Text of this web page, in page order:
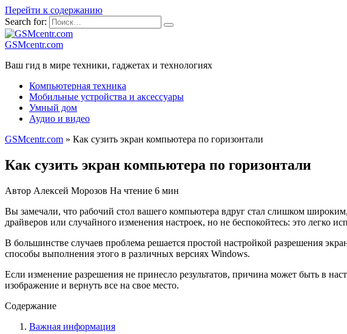
Перейти к содержанию
Search for:
GSMcentr.com
Ваш гид в мире техники, гаджетах и технологиях
Компьютерная техника
Мобильные устройства и аксессуары
Умный дом
Аудио и видео
GSMcentr.com » Как сузить экран компьютера по горизонтали
Как сузить экран компьютера по горизонтали
Автор Алексей Морозов На чтение 6 мин
Вы замечали, что рабочий стол вашего компьютера вдруг стал слишком
драйверов или случайного изменения настроек, но не беспокойтесь: это легко
В большинстве случаев проблема решается простой настройкой разрешения
способы выполнения этого в различных версиях Windows.
Если изменение разрешения не принесло результатов, причина может быть в
изображение и вернуть все на свое место.
Содержание
Важная информация